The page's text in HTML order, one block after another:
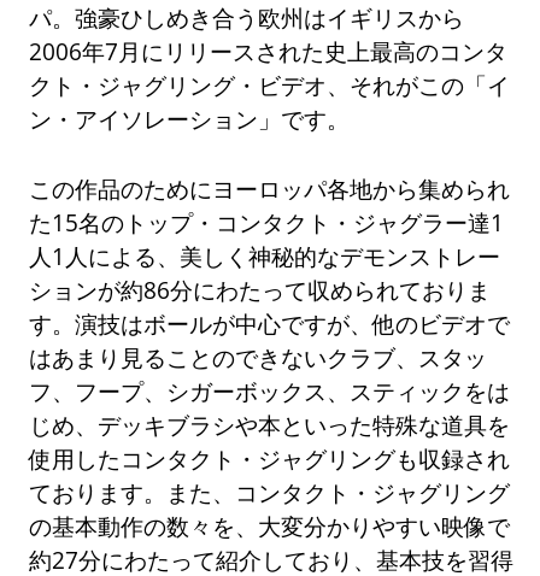
パ。強豪ひしめき合う欧州はイギリスから
2006年7月にリリースされた史上最高のコンタ
クト・ジャグリング・ビデオ、それがこの「イ
ン・アイソレーション」です。
この作品のためにヨーロッパ各地から集められ
た15名のトップ・コンタクト・ジャグラー達1
人1人による、美しく神秘的なデモンストレー
ションが約86分にわたって収められておりま
す。演技はボールが中心ですが、他のビデオで
はあまり見ることのできないクラブ、スタッ
フ、フープ、シガーボックス、スティックをは
じめ、デッキブラシや本といった特殊な道具を
使用したコンタクト・ジャグリングも収録され
ております。また、コンタクト・ジャグリング
の基本動作の数々を、大変分かりやすい映像で
約27分にわたって紹介しており、基本技を習得